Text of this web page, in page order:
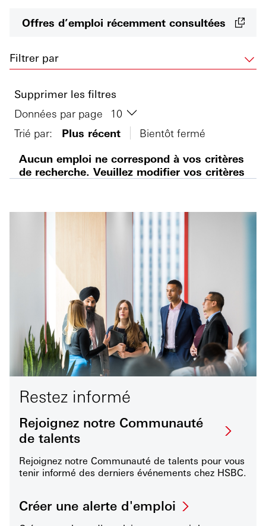
Offres d’emploi récemment consultées
Filtrer par
Supprimer les filtres
Données par page
Trié par:
Plus récent
Bientôt fermé
Aucun emploi ne correspond à vos critères
de recherche. Veuillez modifier vos critères
Restez informé
Rejoignez notre Communauté
de talents
Rejoignez notre Communauté de talents pour vous
tenir informé des derniers événements chez HSBC.
Créer une alerte d'emploi